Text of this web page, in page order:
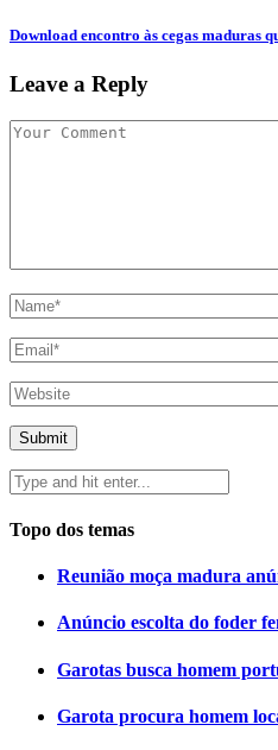
Download encontro às cegas maduras
Leave a Reply
Topo dos temas
Reunião moça madura
Anúncio escolta do foder
Garotas busca homem
Garota procura homem